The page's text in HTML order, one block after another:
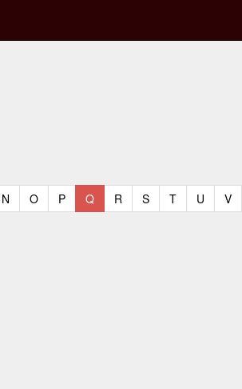
N (current)
O(current)
P(current)
Q(current)
R (current)
S(current)
T(current)
U V